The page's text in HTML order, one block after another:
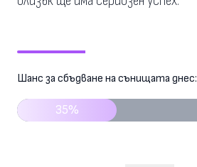
Шанс за сбъдване на сънищата днес:
35%